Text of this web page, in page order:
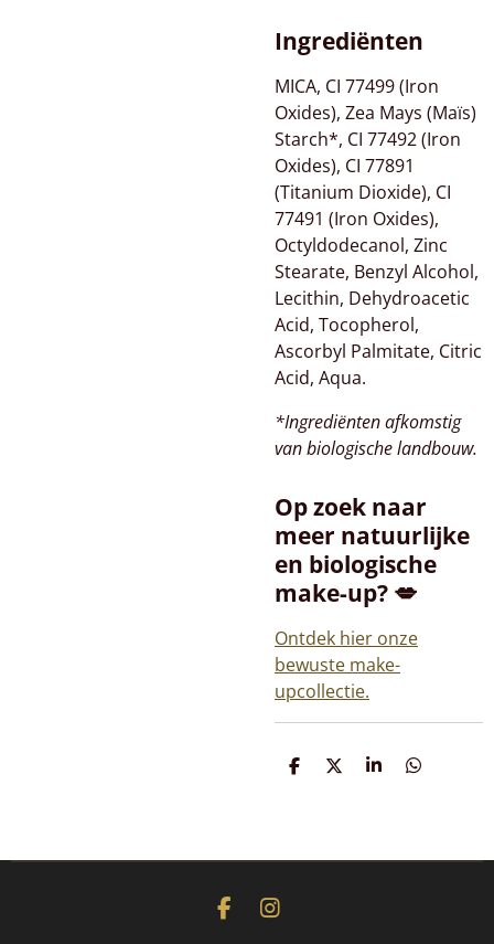
Ingrediënten
MICA, CI 77499 (Iron
Oxides), Zea Mays (Maïs)
Starch*, CI 77492 (Iron
Oxides), CI 77891
(Titanium Dioxide), CI
77491 (Iron Oxides),
Octyldodecanol, Zinc
Stearate, Benzyl Alcohol,
Lecithin, Dehydroacetic
Acid, Tocopherol,
Ascorbyl Palmitate, Citric
Acid, Aqua.
*Ingrediënten afkomstig
van biologische landbouw.
Op zoek naar
meer natuurlijke
en biologische
make-up? 💋
Ontdek hier onze
bewuste make-
upcollectie.
D
D
S
D
F
I